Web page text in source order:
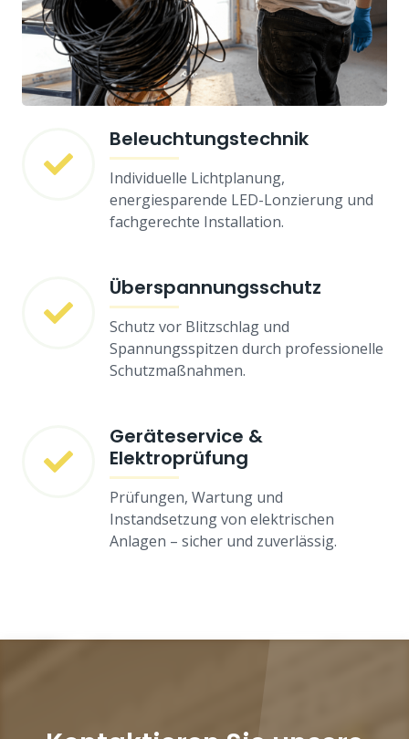
Beleuchtungstechnik
Individuelle Lichtplanung,
energiesparende LED-Lonzierung und
fachgerechte Installation.
Überspannungsschutz
Schutz vor Blitzschlag und
Spannungsspitzen durch professionelle
Schutzmaßnahmen.
Geräteservice &
Elektroprüfung
Prüfungen, Wartung und
Instandsetzung von elektrischen
Anlagen – sicher und zuverlässig.